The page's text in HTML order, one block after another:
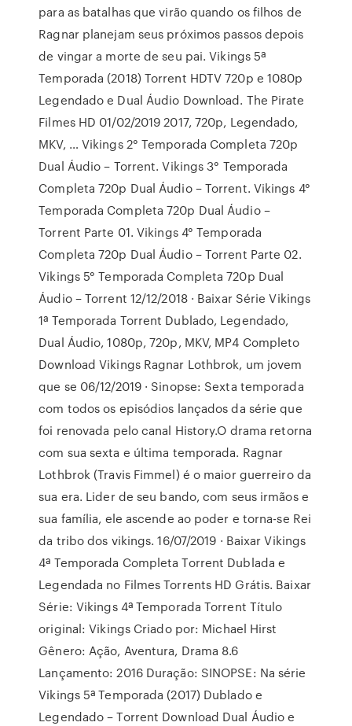
para as batalhas que virão quando os filhos de
Ragnar planejam seus próximos passos depois
de vingar a morte de seu pai. Vikings 5ª
Temporada (2018) Torrent HDTV 720p e 1080p
Legendado e Dual Áudio Download. The Pirate
Filmes HD 01/02/2019 2017, 720p, Legendado,
MKV, … Vikings 2° Temporada Completa 720p
Dual Áudio – Torrent. Vikings 3° Temporada
Completa 720p Dual Áudio – Torrent. Vikings 4°
Temporada Completa 720p Dual Áudio –
Torrent Parte 01. Vikings 4° Temporada
Completa 720p Dual Áudio – Torrent Parte 02.
Vikings 5° Temporada Completa 720p Dual
Áudio – Torrent 12/12/2018 · Baixar Série Vikings
1ª Temporada Torrent Dublado, Legendado,
Dual Áudio, 1080p, 720p, MKV, MP4 Completo
Download Vikings Ragnar Lothbrok, um jovem
que se 06/12/2019 · Sinopse: Sexta temporada
com todos os episódios lançados da série que
foi renovada pelo canal History.O drama retorna
com sua sexta e última temporada. Ragnar
Lothbrok (Travis Fimmel) é o maior guerreiro da
sua era. Lider de seu bando, com seus irmãos e
sua família, ele ascende ao poder e torna-se Rei
da tribo dos vikings. 16/07/2019 · Baixar Vikings
4ª Temporada Completa Torrent Dublada e
Legendada no Filmes Torrents HD Grátis. Baixar
Série: Vikings 4ª Temporada Torrent Título
original: Vikings Criado por: Michael Hirst
Gênero: Ação, Aventura, Drama 8.6
Lançamento: 2016 Duração: SINOPSE: Na série
Vikings 5ª Temporada (2017) Dublado e
Legendado – Torrent Download Dual Áudio e